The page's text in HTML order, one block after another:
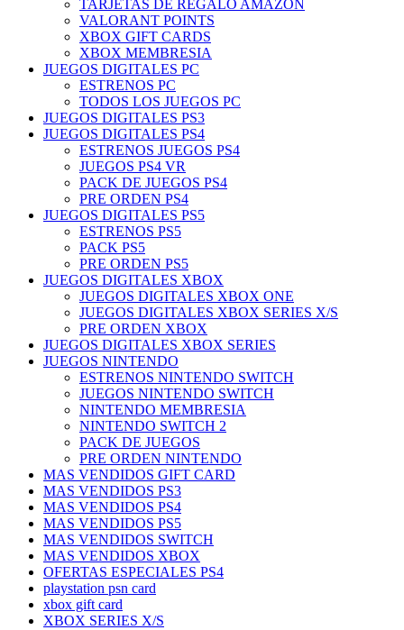
TARJETAS DE REGALO AMAZON
VALORANT POINTS
XBOX GIFT CARDS
XBOX MEMBRESIA
JUEGOS DIGITALES PC
ESTRENOS PC
TODOS LOS JUEGOS PC
JUEGOS DIGITALES PS3
JUEGOS DIGITALES PS4
ESTRENOS JUEGOS PS4
JUEGOS PS4 VR
PACK DE JUEGOS PS4
PRE ORDEN PS4
JUEGOS DIGITALES PS5
ESTRENOS PS5
PACK PS5
PRE ORDEN PS5
JUEGOS DIGITALES XBOX
JUEGOS DIGITALES XBOX ONE
JUEGOS DIGITALES XBOX SERIES X/S
PRE ORDEN XBOX
JUEGOS DIGITALES XBOX SERIES
JUEGOS NINTENDO
ESTRENOS NINTENDO SWITCH
JUEGOS NINTENDO SWITCH
NINTENDO MEMBRESIA
NINTENDO SWITCH 2
PACK DE JUEGOS
PRE ORDEN NINTENDO
MAS VENDIDOS GIFT CARD
MAS VENDIDOS PS3
MAS VENDIDOS PS4
MAS VENDIDOS PS5
MAS VENDIDOS SWITCH
MAS VENDIDOS XBOX
OFERTAS ESPECIALES PS4
playstation psn card
xbox gift card
XBOX SERIES X/S